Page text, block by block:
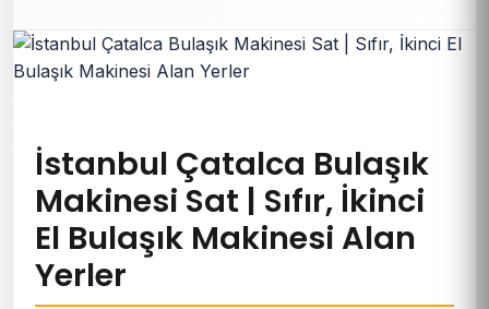
İstanbul Çatalca Bulaşık
Makinesi Sat | Sıfır, İkinci
El Bulaşık Makinesi Alan
Yerler